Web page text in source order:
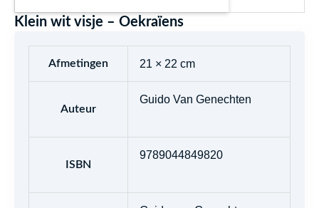
Klein wit visje – Oekraïens
Afmetingen 21 × 22 cm
Auteur
Guido Van Genechten
ISBN
9789044849820